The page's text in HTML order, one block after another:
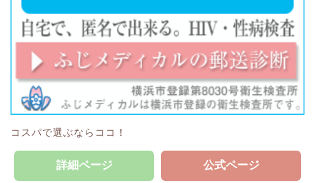
コスパで選ぶならココ！
詳細ページ 公式ページ